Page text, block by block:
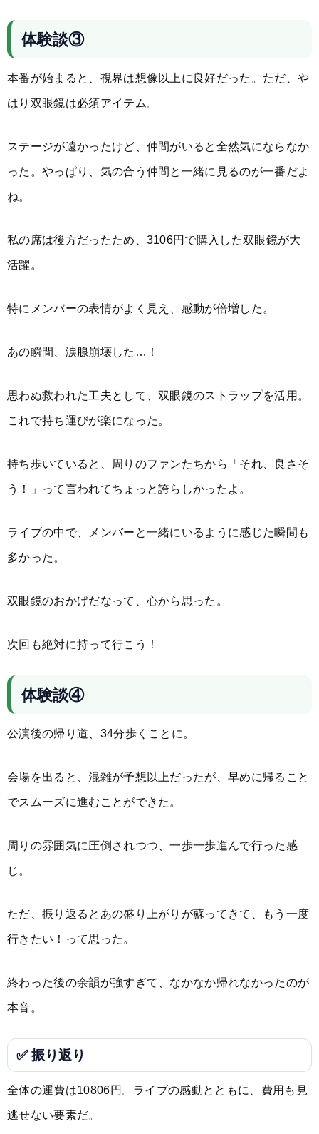
体験談③
本番が始まると、視界は想像以上に良好だった。ただ、や
はり双眼鏡は必須アイテム。
ステージが遠かったけど、仲間がいると全然気にならなか
った。やっぱり、気の合う仲間と一緒に見るのが一番だよ
ね。
私の席は後方だったため、3106円で購入した双眼鏡が大
活躍。
特にメンバーの表情がよく見え、感動が倍増した。
あの瞬間、涙腺崩壊した…！
思わぬ救われた工夫として、双眼鏡のストラップを活用。
これで持ち運びが楽になった。
持ち歩いていると、周りのファンたちから「それ、良さそ
う！」って言われてちょっと誇らしかったよ。
ライブの中で、メンバーと一緒にいるように感じた瞬間も
多かった。
双眼鏡のおかげだなって、心から思った。
次回も絶対に持って行こう！
体験談④
公演後の帰り道、34分歩くことに。
会場を出ると、混雑が予想以上だったが、早めに帰ること
でスムーズに進むことができた。
周りの雰囲気に圧倒されつつ、一歩一歩進んで行った感
じ。
ただ、振り返るとあの盛り上がりが蘇ってきて、もう一度
行きたい！って思った。
終わった後の余韻が強すぎて、なかなか帰れなかったのが
本音。
✅ 振り返り
全体の運費は10806円。ライブの感動とともに、費用も見
逃せない要素だ。